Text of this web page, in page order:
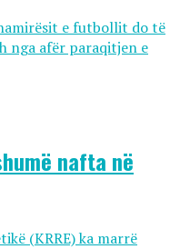
e futbollit do të
nga afër paraqitjen e
nafta në
(KRRE) ka marrë